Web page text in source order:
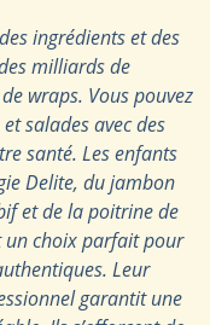
ingrédients et des
milliards de
wraps. Vous pouvez
salades avec des
santé. Les enfants
Delite, du jambon
et de la poitrine de
un choix parfait pour
Leur
garantit une